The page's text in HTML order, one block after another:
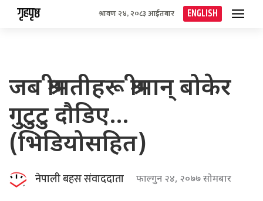
गृहपृष्ठ श्रावण २४, २०८३ आईतबार ENGLISH
जब श्रीमतीहरू श्रीमान् बोकेर
गुटुटु दौडिए…
(भिडियोसहित)
नेपाली बहस संवाददाता फाल्गुन २४, २०७७ सोमबार